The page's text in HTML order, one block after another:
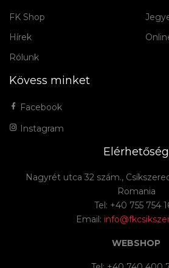
FK Shop
Hírek
Rólunk
Kövess minket
Facebook
Instagram
Elérhetőség
Nagyrét utca 32 szám.,
Romania
Tel: +40 755 754
Email:
WEBSHOP